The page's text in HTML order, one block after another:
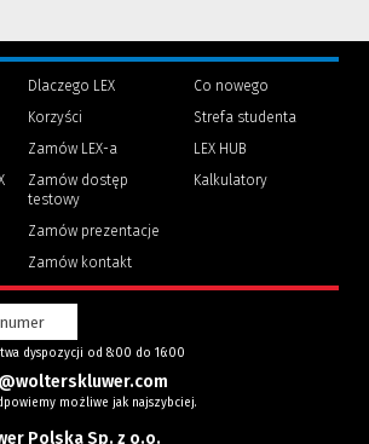
Dlaczego LEX
Korzyści
Zamów LEX-a
Zamów dostęp
testowy
Zamów prezentacje
Zamów kontakt
Co nowego
Strefa studenta
LEX HUB
innej
strony)
Kalkulatory
dyspozycji od 8:00 do 16:00
możliwe jak najszybciej.
Polska Sp. z o.o.